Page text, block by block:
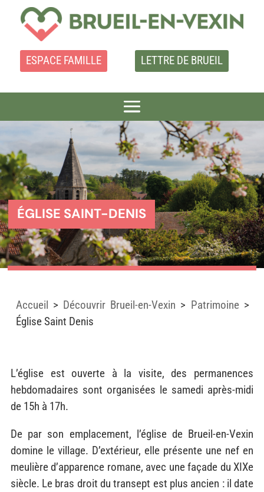
ESPACE FAMILLE LETTRE DE BRUEIL
ÉGLISE SAINT-DENIS
Accueil > Découvrir Brueil-en-Vexin > Patrimoine>
Église Saint Denis
L’église est ouverte à la visite, des permanences
hebdomadaires sont organisées le samedi après-midi
de 15h à 17h.
De par son emplacement, l’église de Brueil-en-Vexin
domine le village. D’extérieur, elle présente une nef en
meulière d’apparence romane, avec une façade du XIXe
siècle. Le bras droit du transept est plus ancien : il date